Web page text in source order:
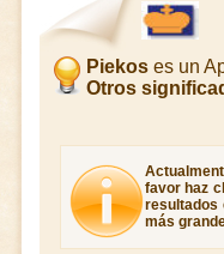
Piekoses un
Otros
favor haz
resultados
más